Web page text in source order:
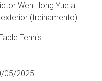
Wen Hong Yue a
(treinamento):
Tennis
05/2025